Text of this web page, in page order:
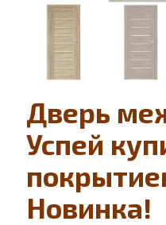
Дверь
Успей
Новинка!